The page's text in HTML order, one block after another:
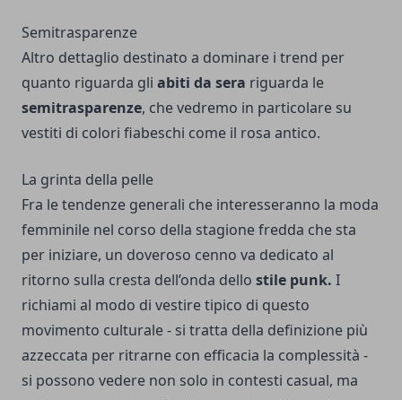
Semitrasparenze
Altro dettaglio destinato a dominare i trend per
quanto riguarda gli abiti da sera riguarda le
semitrasparenze, che vedremo in particolare su
vestiti di colori fiabeschi come il rosa antico.
La grinta della pelle
Fra le tendenze generali che interesseranno la moda
femminile nel corso della stagione fredda che sta
per iniziare, un doveroso cenno va dedicato al
ritorno sulla cresta dell’onda dello stile punk. I
richiami al modo di vestire tipico di questo
movimento culturale - si tratta della definizione più
azzeccata per ritrarne con efficacia la complessità -
si possono vedere non solo in contesti casual, ma